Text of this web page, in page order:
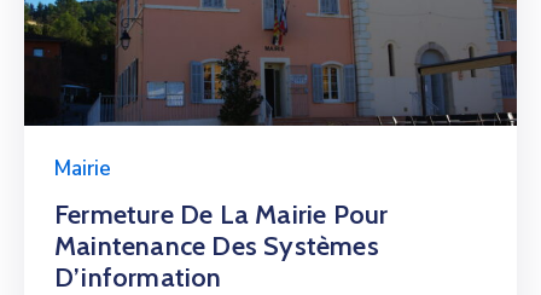
Mairie
Fermeture De La Mairie Pour
Maintenance Des Systèmes
D’information